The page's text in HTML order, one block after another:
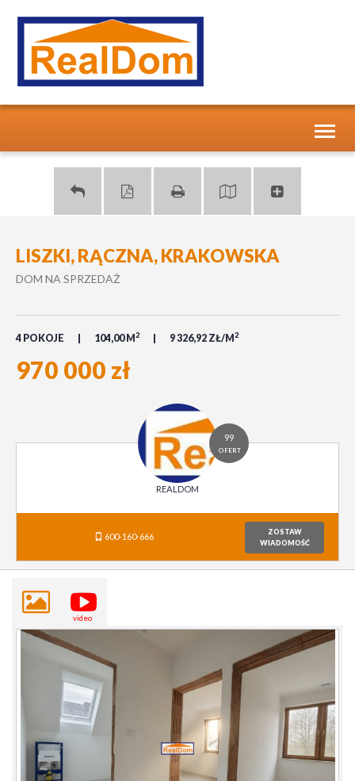
LISZKI, RĄCZNA, KRAKOWSKA
DOM NA SPRZEDAŻ
4 POKOJE 104,00 M 2 9 326,92 ZŁ/M 2
970 000 zł
99
OFERT
REALDOM
600-160-666
ZOSTAW
WIADOMOŚĆ